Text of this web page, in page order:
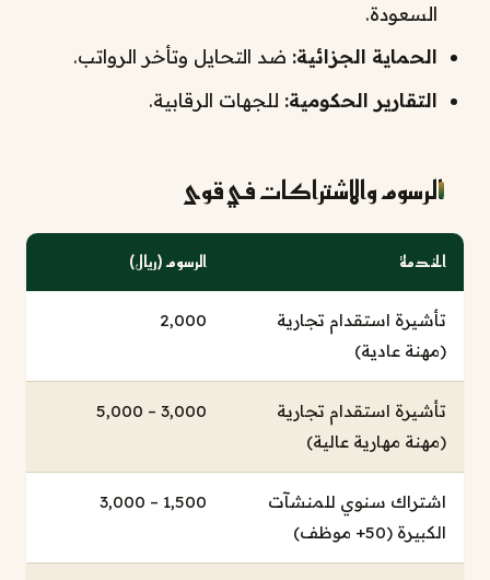
السعودة.
الحماية الجزائية: ضد التحايل وتأخر الرواتب.
التقارير الحكومية: للجهات الرقابية.
الرسوم والاشتراكات في قوى
الخدمة الرسوم (ريال)
تأشيرة استقدام تجارية
(مهنة عادية)
2,000
تأشيرة استقدام تجارية
(مهنة مهارية عالية)
3,000 – 5,000
اشتراك سنوي للمنشآت
الكبيرة (50+ موظف)
1,500 – 3,000